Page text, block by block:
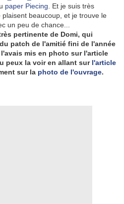
paper Piecing . Et je suis très
beaucoup, et je trouve le
un peu de chance...
pertinente de Domi, qui
patch de l'amitié fini de l'année
mis en photo sur l'article
peux la voir en allant sur l'article
sur la photo de l'ouvrage.